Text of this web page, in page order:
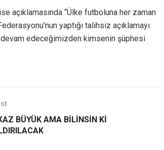
açıklamasında “Ülke futboluna her zaman
yaptığı talihsiz açıklamayı
edeceğimizden kimsenin şüphesi
BÜYÜK AMA BİLİNSİN Kİ